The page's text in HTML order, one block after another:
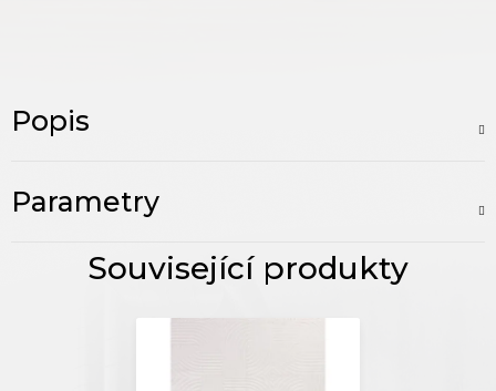
Popis
Parametry